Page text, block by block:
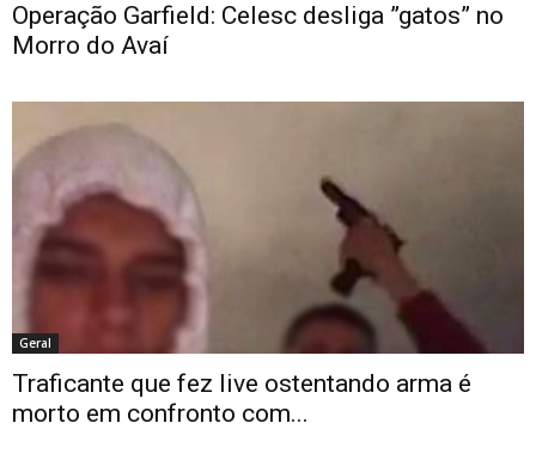
Operação Garfield: Celesc desliga ”gatos” no
Morro do Avaí
Geral
Traficante que fez live ostentando arma é
morto em confronto com...